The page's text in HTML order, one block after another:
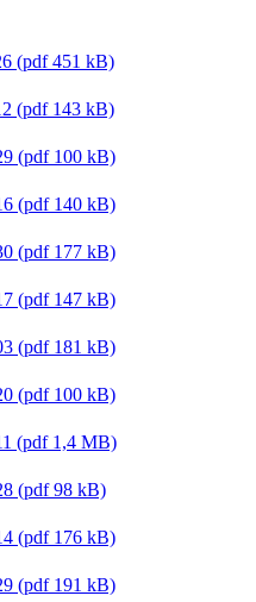
(pdf 451 kB)
(pdf 143 kB)
(pdf 100 kB)
(pdf 140 kB)
(pdf 177 kB)
(pdf 147 kB)
(pdf 181 kB)
(pdf 100 kB)
(pdf 1,4 MB)
(pdf 98 kB)
(pdf 176 kB)
(pdf 191 kB)